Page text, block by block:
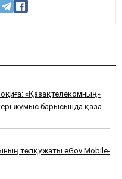
оқиға: «Қазақтелекомның»
жұмыс барысында қаза
төлқұжаты eGov Mobile-